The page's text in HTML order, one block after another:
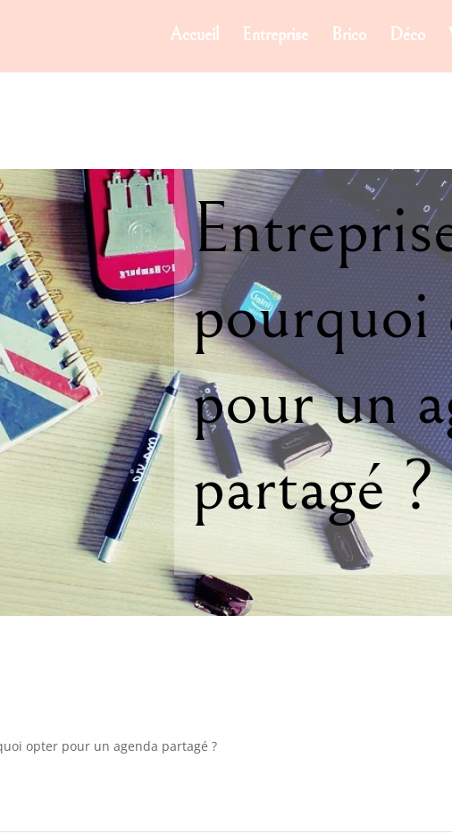
Accueil Entreprise Brico Déco
pourquoi
pour un
partagé ?
opter pour un agenda partagé ?